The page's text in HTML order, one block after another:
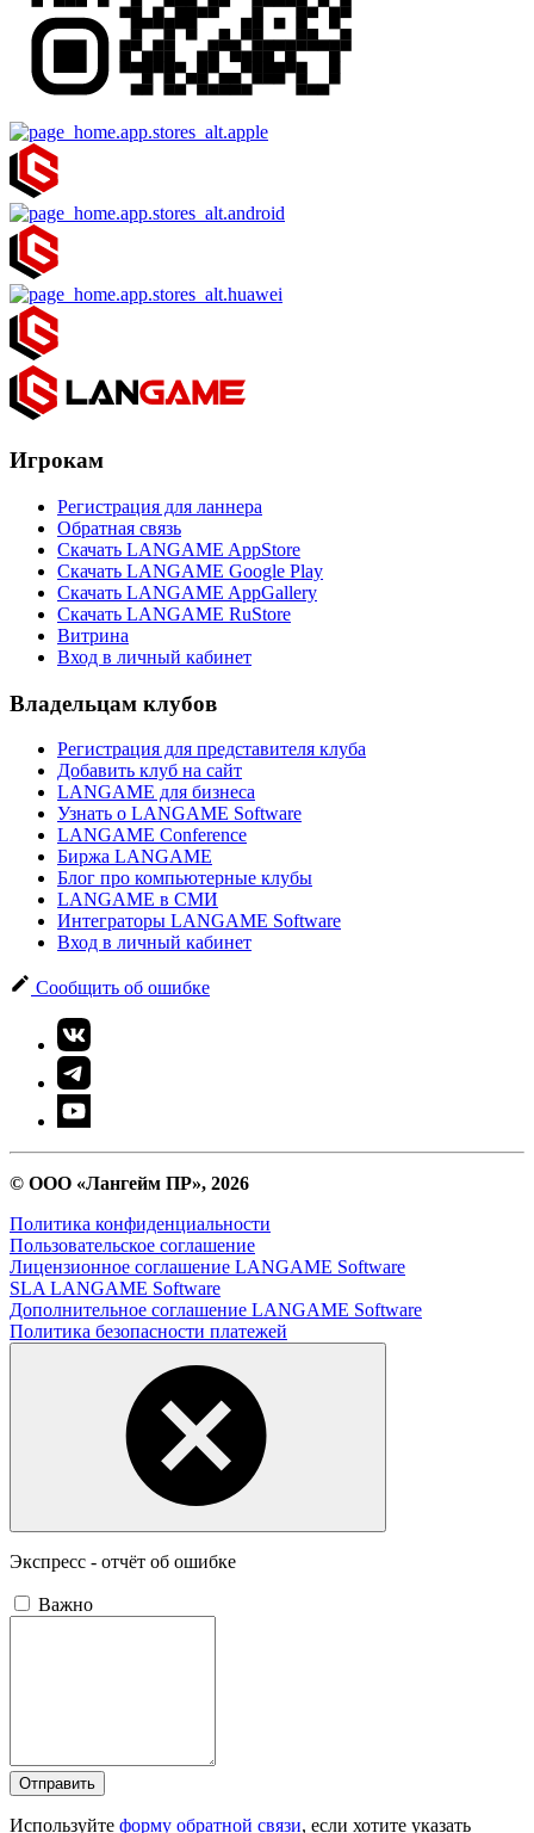
Игрокам
Регистрация для ланнера
Обратная связь
Скачать LANGAME AppStore
Скачать LANGAME Google Play
Скачать LANGAME AppGallery
Скачать LANGAME RuStore
Витрина
Вход в личный кабинет
Владельцам клубов
Регистрация для представителя клуба
Добавить клуб на сайт
LANGAME для бизнеса
Узнать о LANGAME Software
LANGAME Conference
Биржа LANGAME
Блог про компьютерные клубы
LANGAME в СМИ
Интеграторы LANGAME Software
Вход в личный кабинет
Сообщить об ошибке
© ООО «Лангейм ПР», 2026
Политика конфиденциальности
Пользовательское соглашение
Лицензионное соглашение LANGAME Software
SLA LANGAME Software
Дополнительное соглашение LANGAME Software
Политика безопасности платежей
Экспресс - отчёт об ошибке
Важно
Отправить
Используйте форму обратной связи, если хотите указать